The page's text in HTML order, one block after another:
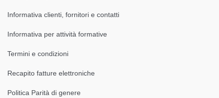
Informativa clienti, fornitori e contatti
Informativa per attività formative
Termini e condizioni
Recapito fatture elettroniche
Politica Parità di genere